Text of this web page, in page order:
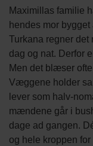
Tekst
afsnit
Maximillas familie
hendes mor bygget
Turkana regner
dag og nat. Derfor
Men det blæser
Væggene holder
lever som halv-
mændene går i
dage ad gangen.
og hele kroppen